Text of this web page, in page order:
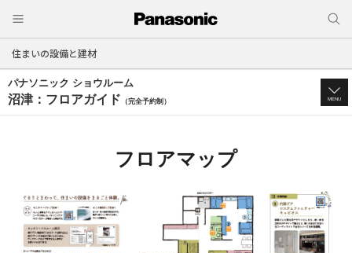
住まいの設備と建材
パナソニック ショウルーム
沼津：フロアガイド （完全予約制） MENU
フロアマップ